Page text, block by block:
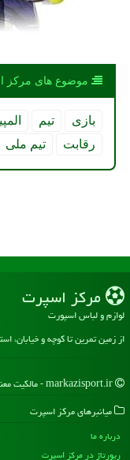
موضوع های مركز
بازی تیم
رقابت
تیم ملی
مركز اسپرت
لوازم و لباس اسپورت
از زمین تمرین تا کوچه و خیابان،
میانبرهای مركز اسپرت
درباره ما
رپورتاژ در مركز اسپرت